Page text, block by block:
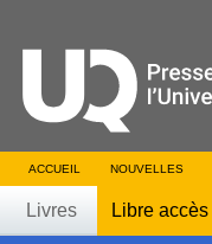
ACCUEIL NOUVELLES
Livres Libre accès